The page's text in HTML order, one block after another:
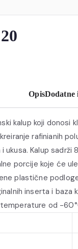
OpisDodatne
kalup koji donosi
rafinianih
ukusa. Kalup sadrži
porcije koje će
plastične
inserta i baza
od -